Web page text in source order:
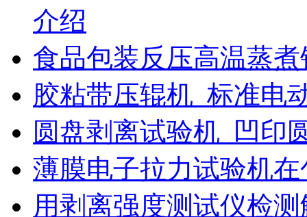
介绍
食品包装反压高温蒸
胶粘带压辊机_标准电
圆盘剥离试验机_凹印
薄膜电子拉力试验机
用剥离强度测试仪检